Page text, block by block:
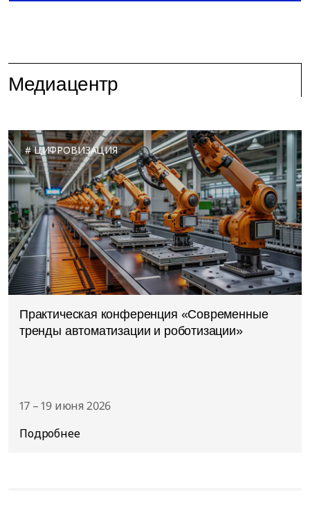
Медиацентр
ЦИФРОВИЗАЦИЯ
Практическая конференция «Современные
тренды автоматизации и роботизации»
17 – 19 июня 2026